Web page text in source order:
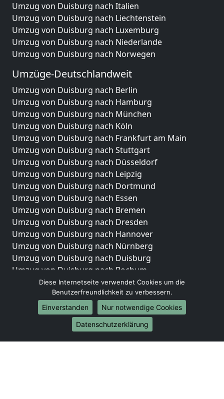
Umzug von Duisburg nach Italien
Umzug von Duisburg nach Liechtenstein
Umzug von Duisburg nach Luxemburg
Umzug von Duisburg nach Niederlande
Umzug von Duisburg nach Norwegen
Umzüge-Deutschlandweit
Umzug von Duisburg nach Berlin
Umzug von Duisburg nach Hamburg
Umzug von Duisburg nach München
Umzug von Duisburg nach Köln
Umzug von Duisburg nach Frankfurt am Main
Umzug von Duisburg nach Stuttgart
Umzug von Duisburg nach Düsseldorf
Umzug von Duisburg nach Leipzig
Umzug von Duisburg nach Dortmund
Umzug von Duisburg nach Essen
Umzug von Duisburg nach Bremen
Umzug von Duisburg nach Dresden
Umzug von Duisburg nach Hannover
Umzug von Duisburg nach Nürnberg
Umzug von Duisburg nach Duisburg
Umzug von Duisburg nach Bochum
Umzug von Duisburg nach Wuppertal
Umzug von Duisburg nach Bielefeld
Umzug von Duisburg nach Bonn
Umzug von Duisburg nach Münster
Diese Internetseite verwendet Cookies um die
Benutzerfreundlichkeit zu verbessern.
Einverstanden
Nur notwendige Cookies
Datenschutzerklärung